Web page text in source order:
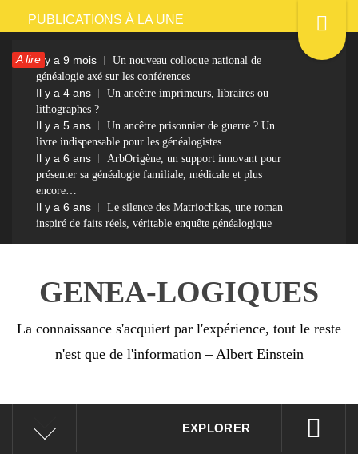
Passer
contenu
PUBLICATIONS À LA UNE
A lireIl y a 9 mois
Un nouveau colloque national de
généalogie axé sur les conférences
Il y a 4 ans
Un ancêtre imprimeurs, libraires ou
lithographes ?
Il y a 5 ans
Un ancêtre prisonnier de guerre ? Un
livre indispensable pour les généalogistes
Il y a 6 ans
ArbOrigène, un support innovant pour
présenter sa généalogie familiale, médicale et plus
encore…
Il y a 6 ans
Le silence des Matriochkas, une roman
inspiré de faits réels, véritable enquête généalogique
GENEA-LOGIQUES
La connaissance s'acquiert par l'expérience, tout le reste
n'est que de l'information – Albert Einstein
EXPLORER